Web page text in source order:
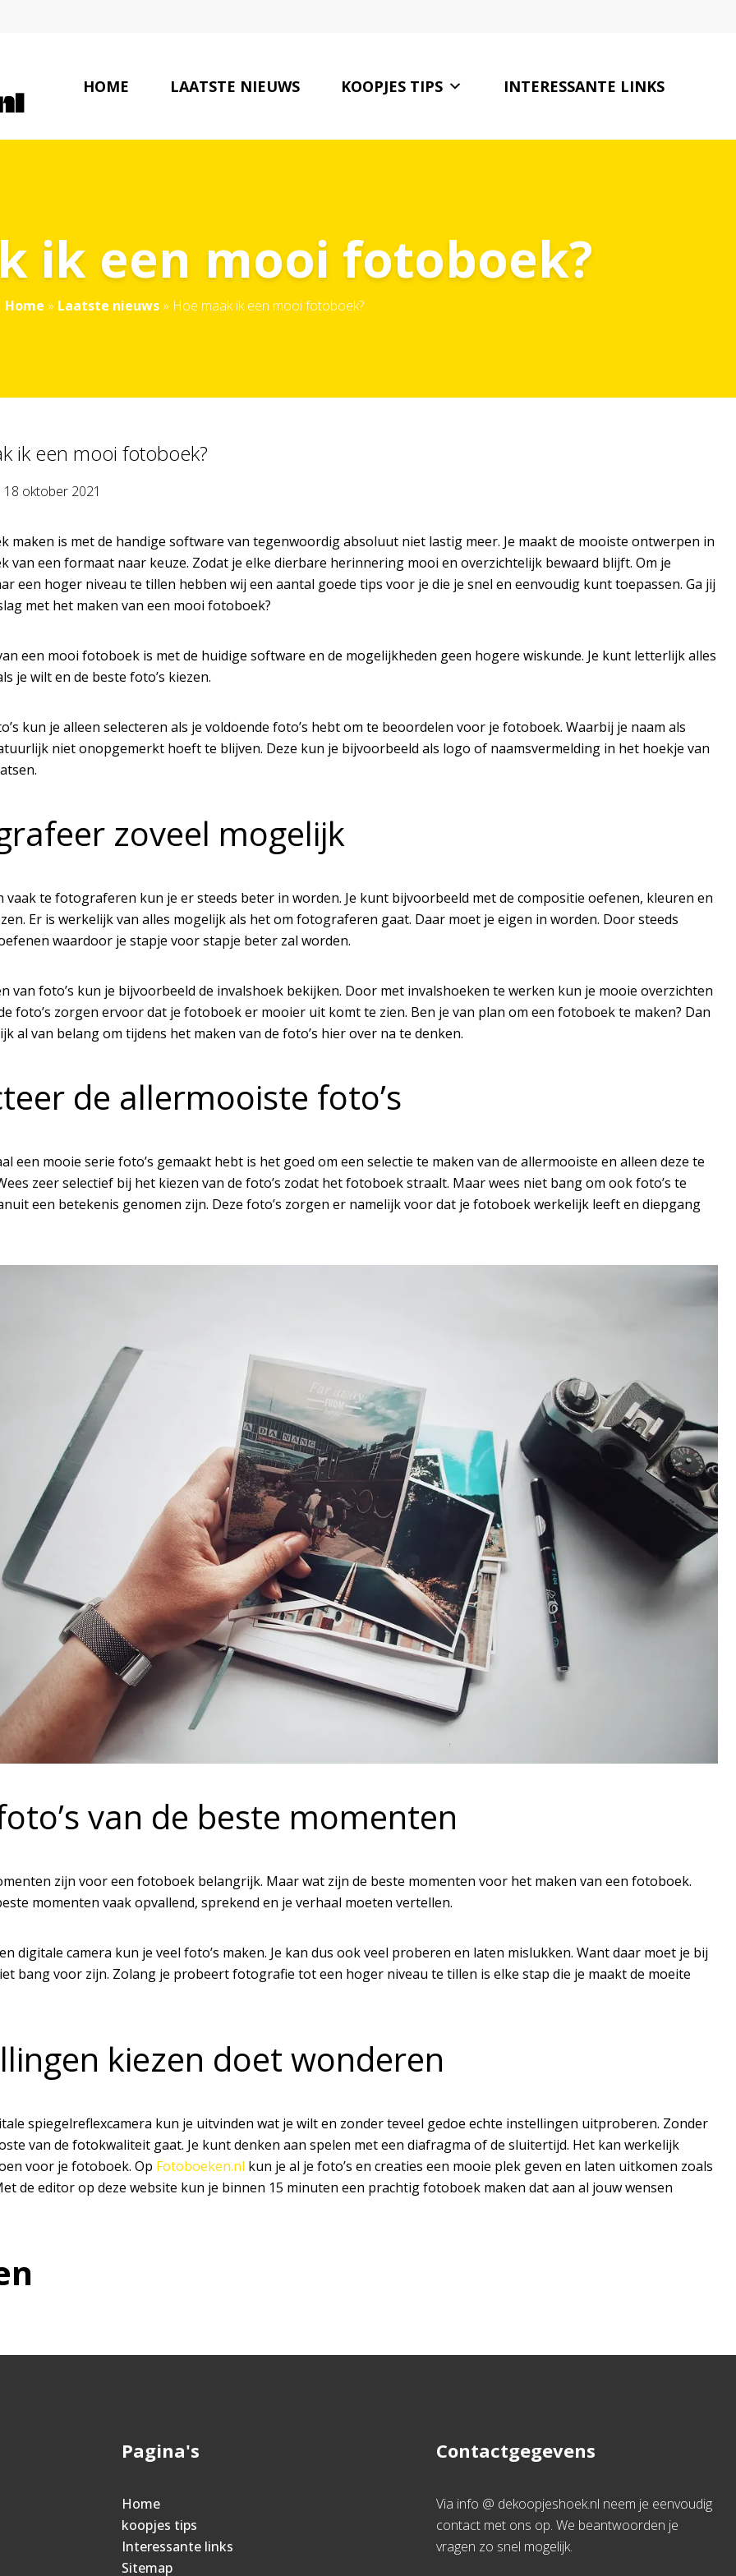
HOME LAATSTE NIEUWS KOOPJES TIPS INTERESSANTE LINKS
ik een mooi fotoboek?
Home » Laatste nieuws» Hoe maak ik een mooi fotoboek?
ik een mooi fotoboek?
18 oktober 2021
maken is met de handige software van tegenwoordig absoluut niet lastig meer. Je maakt de mooiste ontwerpen in
van een formaat naar keuze. Zodat je elke dierbare herinnering mooi en overzichtelijk bewaard blijft. Om je
een hoger niveau te tillen hebben wij een aantal goede tips voor je die je snel en eenvoudig kunt toepassen. Ga jij
met het maken van een mooi fotoboek?
een mooi fotoboek is met de huidige software en de mogelijkheden geen hogere wiskunde. Je kunt letterlijk alles
je wilt en de beste foto’s kiezen.
kun je alleen selecteren als je voldoende foto’s hebt om te beoordelen voor je fotoboek. Waarbij je naam als
niet onopgemerkt hoeft te blijven. Deze kun je bijvoorbeeld als logo of naamsvermelding in het hoekje van
zoveel mogelijk
vaak te fotograferen kun je er steeds beter in worden. Je kunt bijvoorbeeld met de compositie oefenen, kleuren en
Er is werkelijk van alles mogelijk als het om fotograferen gaat. Daar moet je eigen in worden. Door steeds
waardoor je stapje voor stapje beter zal worden.
van foto’s kun je bijvoorbeeld de invalshoek bekijken. Door met invalshoeken te werken kun je mooie overzichten
foto’s zorgen ervoor dat je fotoboek er mooier uit komt te zien. Ben je van plan om een fotoboek te maken? Dan
al van belang om tijdens het maken van de foto’s hier over na te denken.
de allermooiste foto’s
een mooie serie foto’s gemaakt hebt is het goed om een selectie te maken van de allermooiste en alleen deze te
zeer selectief bij het kiezen van de foto’s zodat het fotoboek straalt. Maar wees niet bang om ook foto’s te
een betekenis genomen zijn. Deze foto’s zorgen er namelijk voor dat je fotoboek werkelijk leeft en diepgang
van de beste momenten
zijn voor een fotoboek belangrijk. Maar wat zijn de beste momenten voor het maken van een fotoboek.
momenten vaak opvallend, sprekend en je verhaal moeten vertellen.
digitale camera kun je veel foto’s maken. Je kan dus ook veel proberen en laten mislukken. Want daar moet je bij
bang voor zijn. Zolang je probeert fotografie tot een hoger niveau te tillen is elke stap die je maakt de moeite
kiezen doet wonderen
spiegelreflexcamera kun je uitvinden wat je wilt en zonder teveel gedoe echte instellingen uitproberen. Zonder
van de fotokwaliteit gaat. Je kunt denken aan spelen met een diafragma of de sluitertijd. Het kan werkelijk
voor je fotoboek. Op Fotoboeken.nl kun je al je foto’s en creaties een mooie plek geven en laten uitkomen zoals
de editor op deze website kun je binnen 15 minuten een prachtig fotoboek maken dat aan al jouw wensen
Pagina's
Home
koopjes tips
Interessante links
Sitemap
Contactgegevens
Via info @ dekoopjeshoek.nl neem je eenvoudig
contact met ons op. We beantwoorden je
vragen zo snel mogelijk.